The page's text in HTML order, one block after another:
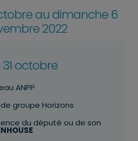
au dimanche 6
2022
31 octobre
ANPP
groupe Horizons
du député ou de son